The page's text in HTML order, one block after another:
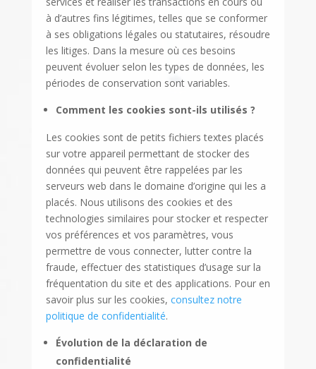
à d’autres fins légitimes, telles que se conformer
à ses obligations légales ou statutaires, résoudre
les litiges. Dans la mesure où ces besoins
peuvent évoluer selon les types de données, les
périodes de conservation sont variables.
Comment les cookies sont-ils utilisés ?
Les cookies sont de petits fichiers textes placés
sur votre appareil permettant de stocker des
données qui peuvent être rappelées par les
serveurs web dans le domaine d’origine qui les a
placés. Nous utilisons des cookies et des
technologies similaires pour stocker et respecter
vos préférences et vos paramètres, vous
permettre de vous connecter, lutter contre la
fraude, effectuer des statistiques d’usage sur la
fréquentation du site et des applications. Pour en
savoir plus sur les cookies, consultez notre
politique de confidentialité.
Évolution de la déclaration de
confidentialité